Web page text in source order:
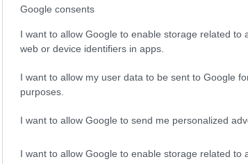
Google consents
I want to allow Google to enable storage related to
web or device identifiers in apps.
I want to allow my user data to be sent to Google
purposes.
I want to allow Google to send me personalized
I want to allow Google to enable storage related to
και επιλογές, γνωστά και άγνωστα
πάμε στη νότια πλευρά της και